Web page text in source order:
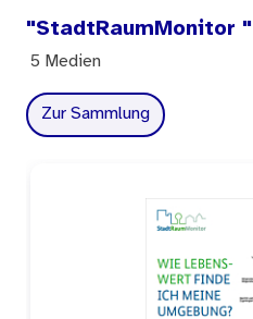
"StadtRaumMonitor "
5 Medien
Zur Sammlung